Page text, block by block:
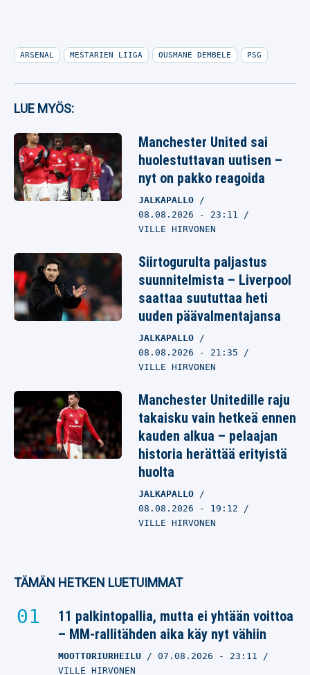
ARSENAL MESTARIEN LIIGA OUSMANE DEMBELE PSG
LUE MYÖS:
Manchester United sai
huolestuttavan uutisen –
nyt on pakko reagoida
JALKAPALLO
08.08.2026 - 23:11
VILLE HIRVONEN
Siirtogurulta paljastus
suunnitelmista – Liverpool
saattaa suututtaa heti
uuden päävalmentajansa
JALKAPALLO
08.08.2026 - 21:35
VILLE HIRVONEN
Manchester Unitedille raju
takaisku vain hetkeä ennen
kauden alkua – pelaajan
historia herättää erityistä
huolta
JALKAPALLO
08.08.2026 - 19:12
VILLE HIRVONEN
TÄMÄN HETKEN LUETUIMMAT
11 palkintopallia, mutta ei yhtään voittoa
– MM-rallitähden aika käy nyt vähiin
MOOTTORIURHEILU 07.08.2026 - 23:11
VILLE HIRVONEN